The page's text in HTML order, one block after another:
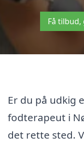
Få
Er du på udkig
fodterapeut i
det rette sted.